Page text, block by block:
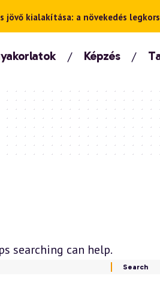
jövő kialakítása: a növekedés
Képzés
searching can help.